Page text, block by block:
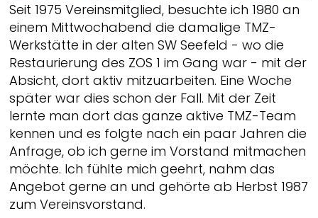
Seit 1975 Vereinsmitglied, besuchte ich 1980 an
einem Mittwochabend die damalige TMZ-
Werkstätte in der alten SW Seefeld - wo die
Restaurierung des ZOS 1 im Gang war - mit der
Absicht, dort aktiv mitzuarbeiten. Eine Woche
später war dies schon der Fall. Mit der Zeit
lernte man dort das ganze aktive TMZ-Team
kennen und es folgte nach ein paar Jahren die
Anfrage, ob ich gerne im Vorstand mitmachen
möchte. Ich fühlte mich geehrt, nahm das
Angebot gerne an und gehörte ab Herbst 1987
zum Vereinsvorstand.